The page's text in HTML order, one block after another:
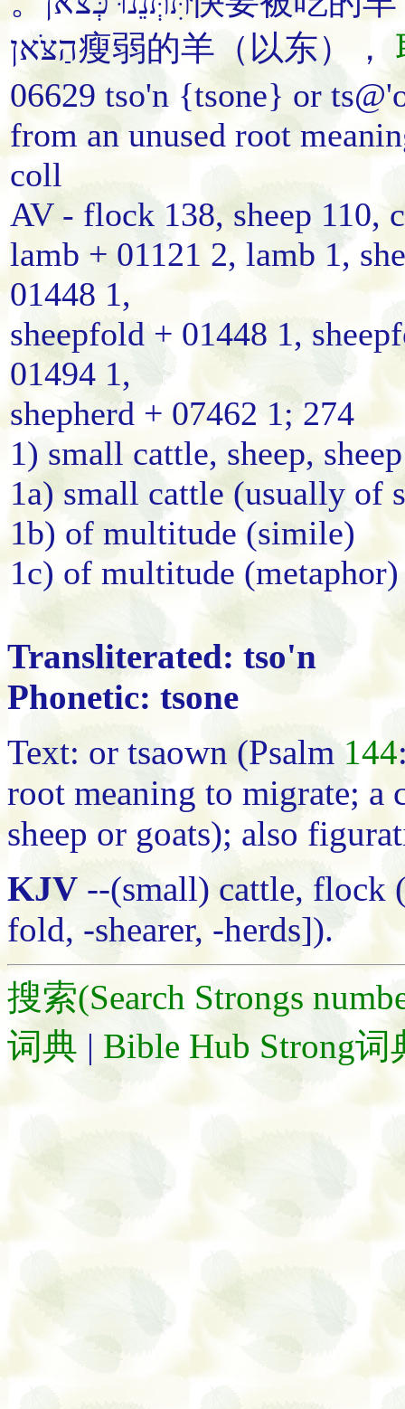
הַצֹּאן瘦弱的羊 （以东），
06629 tso'n {tsone} or
from an unused root
coll
AV - flock 138, sheep 110,
lamb + 01121 2, lamb 1,
01448 1,
sheepfold + 01448 1,
01494 1,
shepherd + 07462 1; 274
1) small cattle, sheep,
1a) small cattle (usually of
1b) of multitude (simile)
1c) of multitude (metaphor)
Transliterated: tso'n
Phonetic: tsone
Text: or tsaown (Psalm 144
root meaning to migrate;
sheep or goats); also
KJV --(small) cattle, flock
fold, -shearer, -herds]).
搜索(Search Strongs
词典 | Bible Hub Strong词